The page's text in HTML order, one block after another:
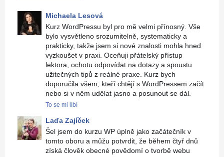
Michaela Lesová
Kurz WordPressu byl pro mě velmi přínosný. Vše
bylo vysvětleno srozumitelně, systematicky a
prakticky, takže jsem si nové znalosti mohla hned
vyzkoušet v praxi. Oceňuji přátelský přístup
lektora, ochotu odpovídat na dotazy a spoustu
užitečných tipů z reálné praxe. Kurz bych
doporučila všem, kteří chtějí s WordPressem začít
nebo si v něm udělat jasno a posunout se dál.
To se mi líbí
Laďa Zajíček
Šel jsem do kurzu WP úplně jako začátečník v
tomto oboru a můžu potvrdit, že během čtyř dnů
získá člověk obecné povědomí o tvorbě webu